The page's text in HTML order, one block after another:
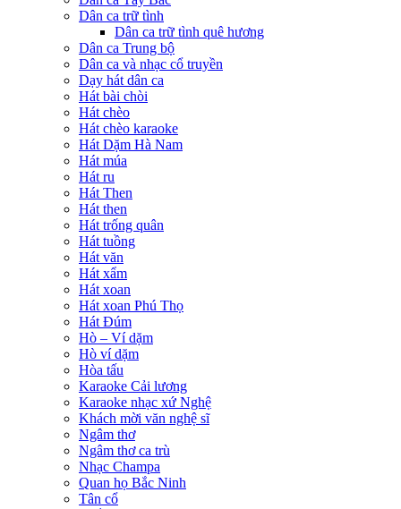
Dân ca trữ tình
Dân ca trữ tình quê hương
Dân ca Trung bộ
Dân ca và nhạc cổ truyền
Dạy hát dân ca
Hát bài chòi
Hát chèo
Hát chèo karaoke
Hát Dặm Hà Nam
Hát múa
Hát ru
Hát Then
Hát then
Hát trống quân
Hát tuồng
Hát văn
Hát xẩm
Hát xoan
Hát xoan Phú Thọ
Hát Đúm
Hò – Ví dặm
Hò ví dặm
Hòa tấu
Karaoke Cải lương
Karaoke nhạc xứ Nghệ
Khách mời văn nghệ sĩ
Ngâm thơ
Ngâm thơ ca trù
Nhạc Champa
Quan họ Bắc Ninh
Tân cổ